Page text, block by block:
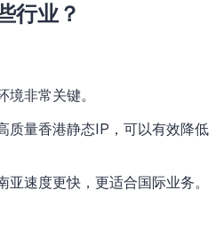
行业？
非常关键。
质量香港静态IP，可以有效降低
速度更快，更适合国际业务。